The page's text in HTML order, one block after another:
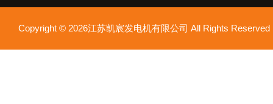
Copyright © 2026江苏凯宸发电机有限公司 All Rights